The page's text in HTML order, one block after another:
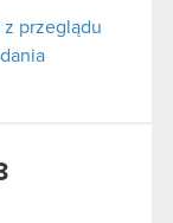
z przeglądu